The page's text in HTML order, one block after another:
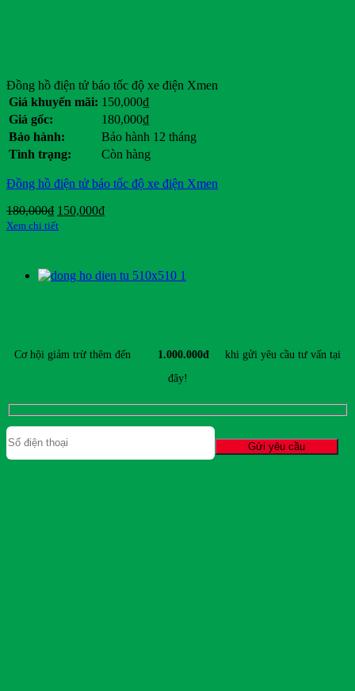
Đồng hồ điện tử báo tốc độ xe điện Xmen
Giá khuyến mãi: 150,000₫
Giá gốc:
180,000₫
Bảo hành:
Bảo hành 12 tháng
Tình trạng:
Còn hàng
Đồng hồ điện tử báo tốc độ xe điện Xmen
180,000₫ Giá
gốc
150,000₫Giá
Xem chi tiết
Cơ hội giảm trừ thêm đến 1.000.000đ
khi gửi yêu cầu tư vấn tại
đây!